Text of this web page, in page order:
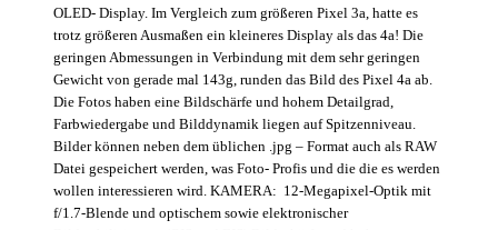
OLED- Display. Im Vergleich zum größeren Pixel 3a, hatte es
trotz größeren Ausmaßen ein kleineres Display als das 4a! Die
geringen Abmessungen in Verbindung mit dem sehr geringen
Gewicht von gerade mal 143g, runden das Bild des Pixel 4a ab.
Die Fotos haben eine Bildschärfe und hohem Detailgrad,
Farbwiedergabe und Bilddynamik liegen auf Spitzenniveau.
Bilder können neben dem üblichen .jpg – Format auch als RAW
Datei gespeichert werden, was Foto- Profis und die die es werden
wollen interessieren wird. KAMERA: 12-Megapixel-Optik mit
f/1.7-Blende und optischem sowie elektronischer